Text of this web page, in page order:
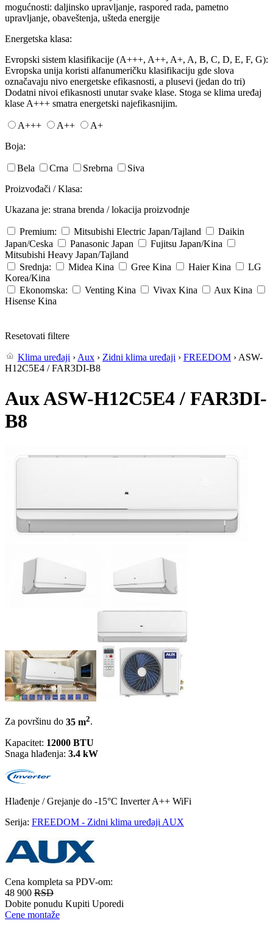
mogućnosti: daljinsko upravljanje, raspored rada, pametno
upravljanje, obaveštenja, ušteda energije
Energetska klasa:
Evropski sistem klasifikacije (A+++, A++, A+, A, B, C, D, E, F, G):
Evropska unija koristi alfanumeričku klasifikaciju gde slova
označavaju nivo energetske efikasnosti, a plusevi (jedan do tri)
Dodatni nivoi efikasnosti unutar svake klase. Stoga se klima uređaj
klase A+++ smatra energetski najefikasnijim.
A+++ A++
A+
Boja:
Bela Crna Srebrna
Siva
Proizvođači / Klasa:
Ukazana je: strana brenda / lokacija proizvodnje
Premium: Mitsubishi Electric Japan/Tajland
Daikin
Japan/Ceska
Panasonic Japan Fujitsu Japan/Kina
Mitsubishi Heavy Japan/Tajland
Srednja:
Midea Kina Gree Kina Haier Kina
LG
Korea/Kina
Ekonomska:
Venting Kina Vivax Kina Aux Kina
Hisense Kina
Resetovati filtere
Klima uređaji › Aux › Zidni klima uređaji › FREEDOM › ASW-
H12C5E4 / FAR3DI-B8
Aux ASW-H12C5E4 / FAR3DI-
B8
Za površinu do 35 m2.
Kapacitet: 12000 BTU
Snaga hlađenja: 3.4 kW
Hlađenje / Grejanje do -15°C Inverter A++ WiFi
Serija: FREEDOM - Zidni klima uređaji AUX
Cena kompleta sa PDV-om:
48 900 RSD
Dobite ponudu Kupiti Uporedi
Cene montaže